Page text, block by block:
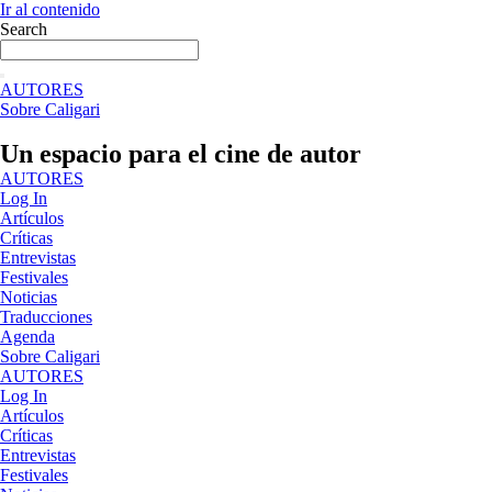
Ir al contenido
Search
AUTORES
Sobre Caligari
Un espacio para el cine de autor
AUTORES
Log In
Artículos
Críticas
Entrevistas
Festivales
Noticias
Traducciones
Agenda
Sobre Caligari
AUTORES
Log In
Artículos
Críticas
Entrevistas
Festivales